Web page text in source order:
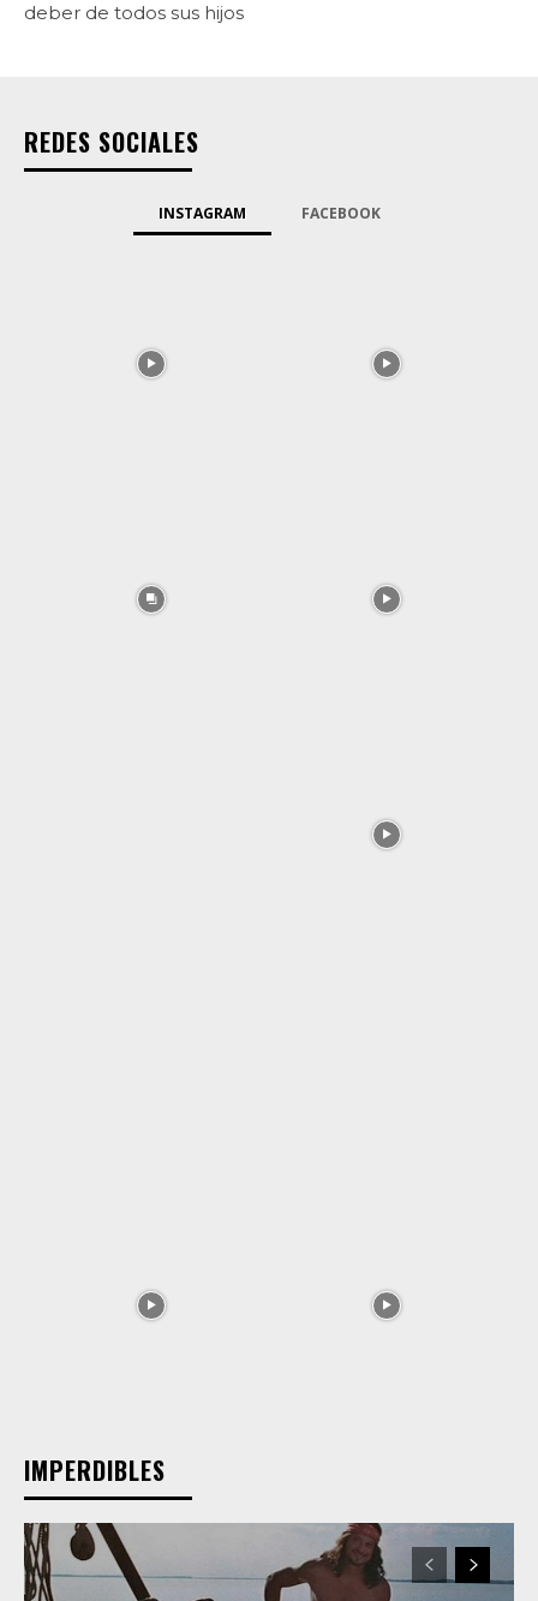
deber de todos sus hijos
REDES SOCIALES
INSTAGRAM FACEBOOK
IMPERDIBLES